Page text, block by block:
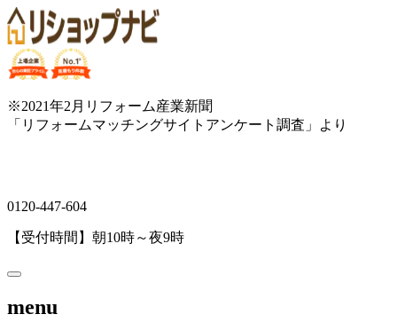
※2021年2月リフォーム産業新聞
「リフォームマッチングサイトアンケート調査」より
0120-447-604
【受付時間】朝10時～夜9時
menu